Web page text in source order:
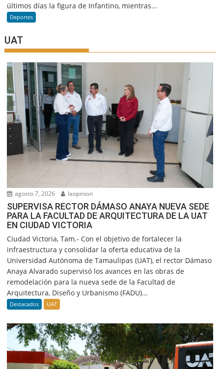
últimos días la figura de Infantino, mientras...
Deportes
UAT
agosto 7, 2026 laopinion
SUPERVISA RECTOR DÁMASO ANAYA NUEVA SEDE
PARA LA FACULTAD DE ARQUITECTURA DE LA UAT
EN CIUDAD VICTORIA
Ciudad Victoria, Tam.- Con el objetivo de fortalecer la
infraestructura y consolidar la oferta educativa de la
Universidad Autónoma de Tamaulipas (UAT), el rector Dámaso
Anaya Alvarado supervisó los avances en las obras de
remodelación para la nueva sede de la Facultad de
Arquitectura, Diseño y Urbanismo (FADU)...
Destacados UAT